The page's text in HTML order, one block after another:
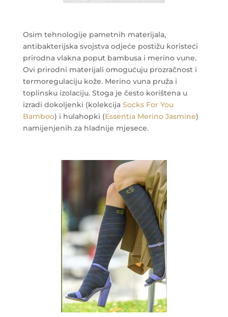
Osim tehnologije pametnih materijala,
antibakterijska svojstva odjeće postižu koristeći
prirodna vlakna poput bambusa i merino vune.
Ovi prirodni materijali omogućuju prozračnost i
termoregulaciju kože. Merino vuna pruža i
toplinsku izolaciju. Stoga je često korištena u
izradi dokoljenki (kolekcija Socks For You
Bamboo) i hulahopki (Essentia Merino Jasmine)
namijenjenih za hladnije mjesece.